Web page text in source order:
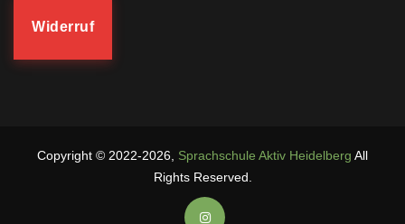
Widerruf
Copyright © 2022-2026 Sprachschule Aktiv Heidelberg All
Rights Reserved.